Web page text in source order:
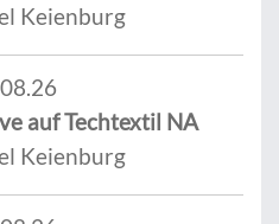
Keienburg
auf Techtextil NA
Keienburg